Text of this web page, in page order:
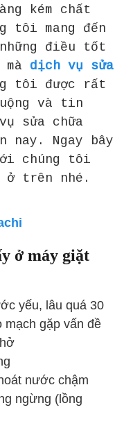
kém chất
tôi mang đến
điều tốt
dịch vụ sửa
tôi được rất
và tin
sửa chữa
nay. Ngay bây
chúng tôi
ở trên nhé.
ở máy giặt
yếu, lâu quá 30
mạch gặp vấn đề
nước chậm
ngừng (lồng